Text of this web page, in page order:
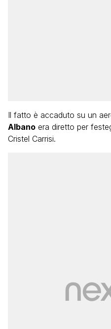
Il fatto è accaduto su un
Albano era diretto per
Cristel Carrisi.